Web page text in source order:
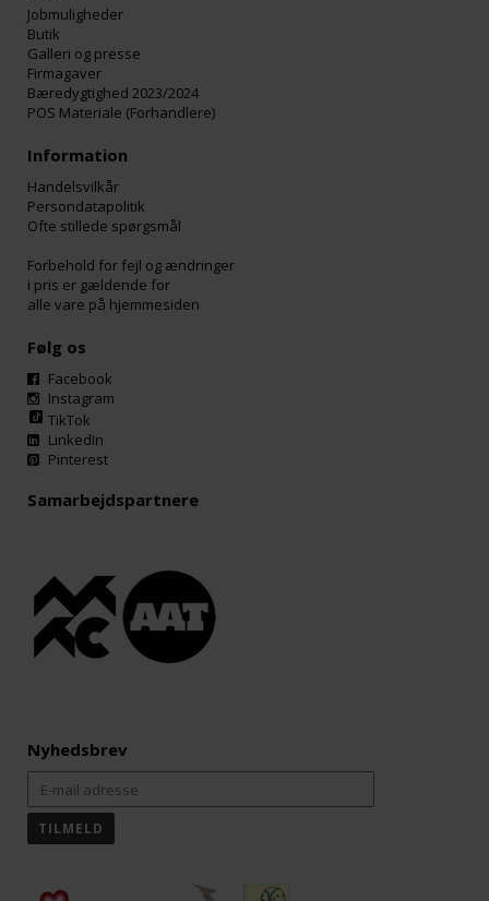
Jobmuligheder
Butik
Galleri og presse
Firmagaver
Bæredygtighed 2023/2024
POS Materiale (Forhandlere)
Information
Handelsvilkår
Persondatapolitik
Ofte stillede spørgsmål
Forbehold for fejl og ændringer
i pris er gældende for
alle vare på hjemmesiden
Følg os
Facebook
Instagram
TikTok
LinkedIn
Pinterest
Samarbejdspartnere
Nyhedsbrev